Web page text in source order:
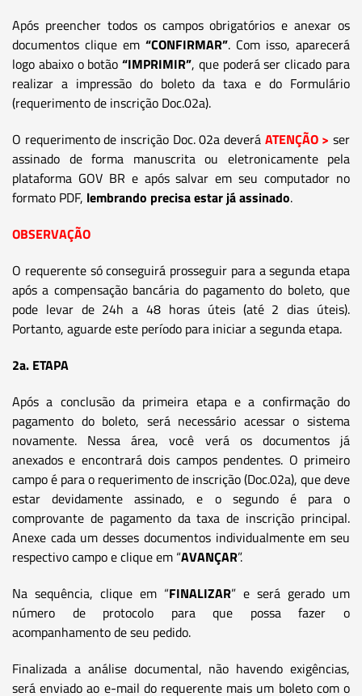
Após preencher todos os campos obrigatórios e anexar os
documentos clique em “CONFIRMAR”. Com isso, aparecerá
logo abaixo o botão“IMPRIMIR”, que poderá ser clicado para
realizar a impressão do boleto da taxa e do Formulário
(requerimento de inscrição Doc.02a).
O requerimento de inscrição Doc. 02a deverá ATENÇÃO > ser
assinado de forma manuscrita ou eletronicamente pela
plataforma GOV BR e após salvar em seu computador no
formato PDF, lembrando precisa estar já assinado.
OBSERVAÇÃO
O requerente só conseguirá prosseguir para a segunda etapa
após a compensação bancária do pagamento do boleto, que
pode levar de 24h a 48 horas úteis (até 2 dias úteis).
Portanto, aguarde este período para iniciar a segunda etapa.
2a. ETAPA
Após a conclusão da primeira etapa e a confirmação do
pagamento do boleto, será necessário acessar o sistema
novamente. Nessa área, você verá os documentos já
anexados e encontrará dois campos pendentes. O primeiro
campo é para o requerimento de inscrição (Doc.02a), que deve
estar devidamente assinado, e o segundo é para o
comprovante de pagamento da taxa de inscrição principal.
Anexe cada um desses documentos individualmente em seu
respectivo campo e clique em “AVANÇAR”.
Na sequência, clique em “FINALIZAR” e será gerado um
número de protocolo para que possa fazer o
acompanhamento de seu pedido.
Finalizada a análise documental, não havendo exigências,
será enviado ao e-mail do requerente mais um boleto com o